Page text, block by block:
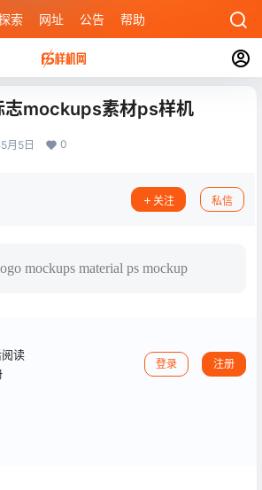
索 网址 公告 帮助
志mockups素材ps样机
月5日 0
关注 私信
mockups material ps mockup
读
登录 注册